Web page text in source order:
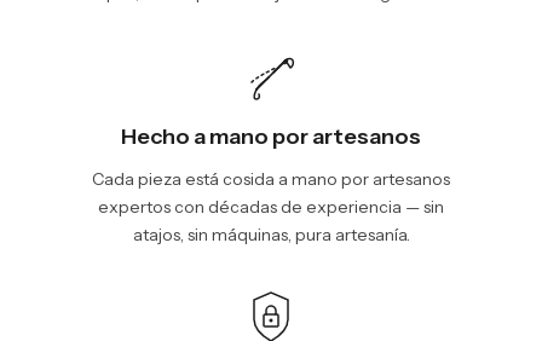
Hecho a mano por artesanos
Cada pieza está cosida a mano por artesanos
expertos con décadas de experiencia — sin
atajos, sin máquinas, pura artesanía.